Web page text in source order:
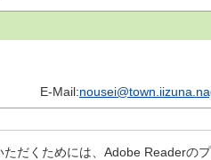
E-Mail:
ただくためには、Adobe Readerの